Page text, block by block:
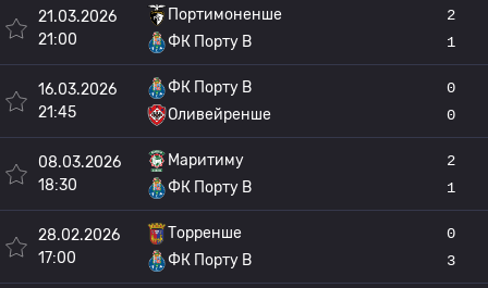
21.03.2026
21:00
Портимоненше
ФК Порту B
2
1
16.03.2026
21:45
ФК Порту B
Оливейренше
0
0
08.03.2026
18:30
Маритиму
ФК Порту B
2
1
28.02.2026
17:00
Торренше
ФК Порту B
0
3